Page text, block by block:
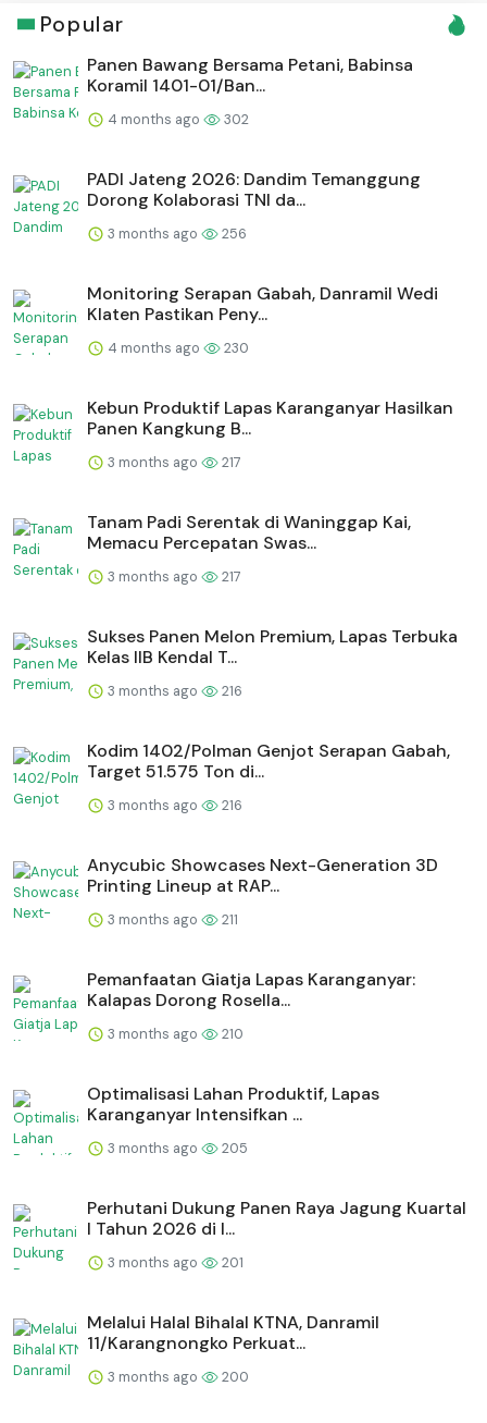
Popular
Panen Bawang Bersama Petani, Babinsa
Koramil 1401-01/Ban...
4 months ago 302
PADI Jateng 2026: Dandim Temanggung
Dorong Kolaborasi TNI da...
3 months ago 256
Monitoring Serapan Gabah, Danramil Wedi
Klaten Pastikan Peny...
4 months ago 230
⁠Kebun Produktif Lapas Karanganyar Hasilkan
Panen Kangkung B...
3 months ago 217
Tanam Padi Serentak di Waninggap Kai,
Memacu Percepatan Swas...
3 months ago 217
Sukses Panen Melon Premium, Lapas Terbuka
Kelas IIB Kendal T...
3 months ago 216
Kodim 1402/Polman Genjot Serapan Gabah,
Target 51.575 Ton di...
3 months ago 216
Anycubic Showcases Next-Generation 3D
Printing Lineup at RAP...
3 months ago 211
Pemanfaatan Giatja Lapas Karanganyar:
Kalapas Dorong Rosella...
3 months ago 210
Optimalisasi Lahan Produktif, Lapas
Karanganyar Intensifkan ...
3 months ago 205
Perhutani Dukung Panen Raya Jagung Kuartal
I Tahun 2026 di I...
3 months ago 201
Melalui Halal Bihalal KTNA, Danramil
11/Karangnongko Perkuat...
3 months ago 200